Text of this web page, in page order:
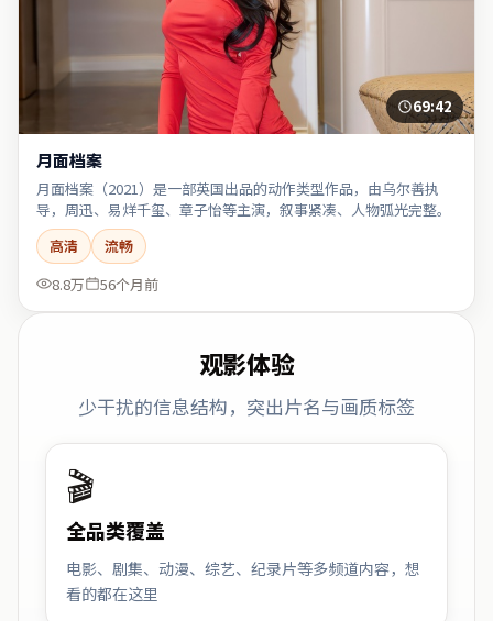
69:42
月面档案
月面档案（2021）是一部英国出品的动作类型作品，由乌尔善执
导，周迅、易烊千玺、章子怡等主演，叙事紧凑、人物弧光完整。
高清
流畅
8.8万
56个月前
观影体验
少干扰的信息结构，突出片名与画质标签
🎬
全品类覆盖
电影、剧集、动漫、综艺、纪录片等多频道内容，想
看的都在这里